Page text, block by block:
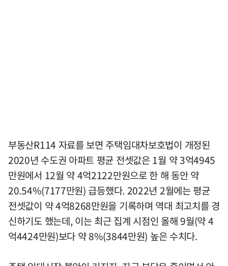
부동산R114 자료를 보면 주택임대차보호법이 개정된
2020년 수도권 아파트 평균 전셋값은 1월 약 3억4945
만원에서 12월 약 4억2122만원으로 한 해 동안 약
20.54%(7177만원) 급등했다. 2022년 2월에는 평균
전셋값이 약 4억8268만원을 기록하며 역대 최고치를 경
신하기도 했는데, 이는 최근 집계 시점인 올해 9월(약 4
억4424만원)보다 약 8%(3844만원) 높은 수치다.